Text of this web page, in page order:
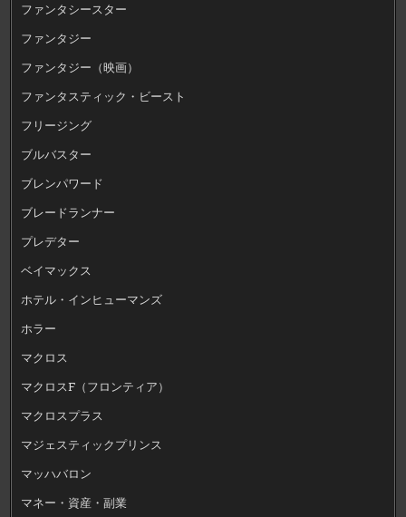
ファンタシースター
ファンタジー
ファンタジー（映画）
ファンタスティック・ビースト
フリージング
ブルバスター
ブレンパワード
ブレードランナー
プレデター
ベイマックス
ホテル・インヒューマンズ
ホラー
マクロス
マクロスF（フロンティア）
マクロスプラス
マジェスティックプリンス
マッハバロン
マネー・資産・副業